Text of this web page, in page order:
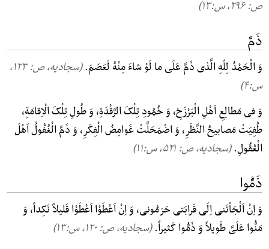
ص: ۲۹۶, س:۱۳)
ذَمَّ
وَ الْحَمْدُ لِلّهِ الَّذی ذَمَّ عَلَی ما لَوْ شاءَ مِنْهُ لَعَصَمَ.
(سجادیه، ص: ۱۲۳,
س:۴)
وَ فی مَطالِعِ اَهْلِ الْبَرْزَخِ، وَ خُمُودِ تِلْکَ الرَّقْدَةِ، وَ طُولِ تِلْکَ الْاِقامَةِ،
طُفِیَتْ مَصابیحُ النَّظَرِ، وَ اضْمَحَلَّتْ غَوامِضُ الْفِکَرِ، وَ ذَمَّ الْغُفُولُ اَهْلَ
الْعُقُولِ.(سجادیه، ص: ۵۲۱, س:۱۱)
ذَمُّوا
وَ اِنْ اَلْجَاْتَنی اِلَی قَرابَتی حَرَمُونی، وَ اِنْ اَعْطَوْا اَعْطَوْا قَلیلاً نَکِداً، وَ
مَنُّوا عَلَیَّ طَویلاً وَ ذَمُّوا کَثیراً.(سجادیه، ص: ۱۲۰, س:۱۳)